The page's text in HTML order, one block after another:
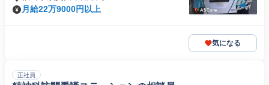
月給22万9000円以上
気になる
正社員